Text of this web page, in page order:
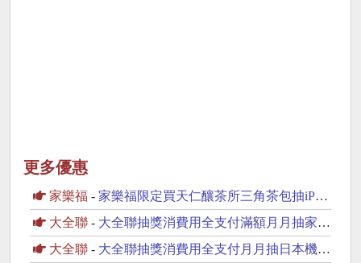
更多優惠
家樂福 - 家樂福限定買天仁釀茶所三角茶包抽iPhone17
大全聯 - 大全聯抽獎消費用全支付滿額月月抽家電好禮
大全聯 - 大全聯抽獎消費用全支付月月抽日本機票、黃金